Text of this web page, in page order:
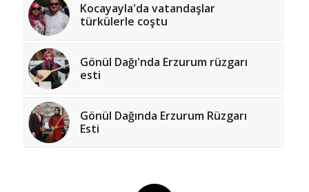
Kocayayla'da vatandaşlar
türkülerle coştu
Gönül Dağı'nda Erzurum rüzgarı
esti
Gönül Dağında Erzurum Rüzgarı
Esti